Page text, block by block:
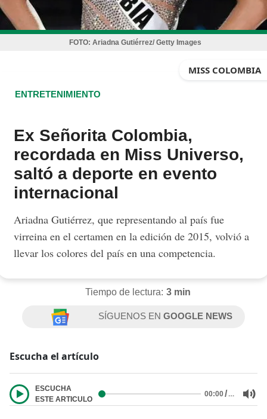
FOTO: Ariadna Gutiérrez/ Getty Images
MISS COLOMBIA
ENTRETENIMIENTO
Ex Señorita Colombia,
recordada en Miss Universo,
saltó a deporte en evento
internacional
Ariadna Gutiérrez, que representando al país fue
virreina en el certamen en la edición de 2015, volvió a
llevar los colores del país en una competencia.
Tiempo de lectura: 3 min
SÍGUENOS ENGOOGLE NEWS
Escucha el artículo
ESCUCHA
ESTE ARTICULO
00:00/…